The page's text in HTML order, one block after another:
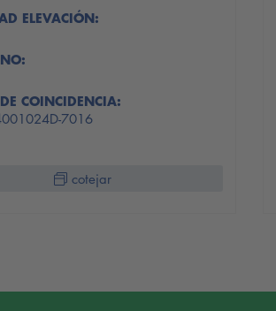
ELEVACIÓN:
COINCIDENCIA:
7016
cotejar